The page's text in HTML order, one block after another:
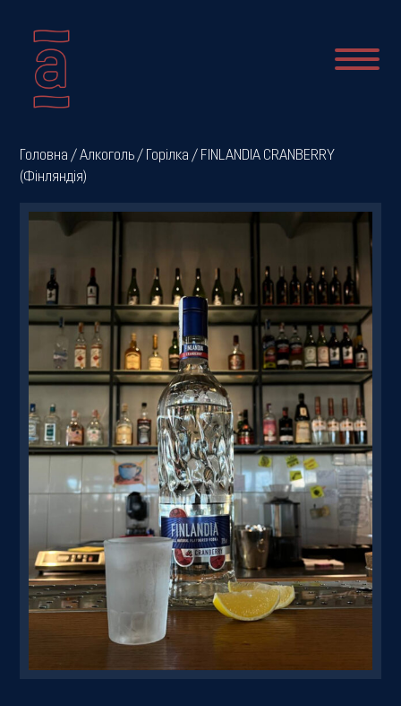
Про
нас
Новини
Меню
Галерея
Резервація
Головна /Алкоголь / Горілка / FINLANDIA CRANBERRY
(Фінляндія)